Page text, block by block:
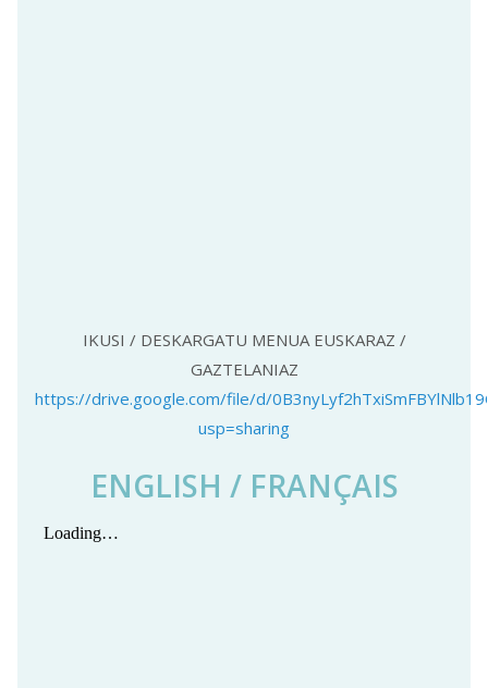
IKUSI / DESKARGATU MENUA EUSKARAZ /
GAZTELANIAZ
https://drive.google.com/file/d/
usp=sharing
ENGLISH / FRANÇAIS